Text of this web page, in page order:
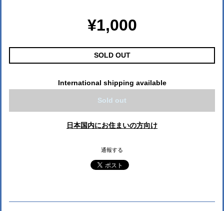
¥1,000
SOLD OUT
International shipping available
Sold out
日本国内にお住まいの方向け
通報する